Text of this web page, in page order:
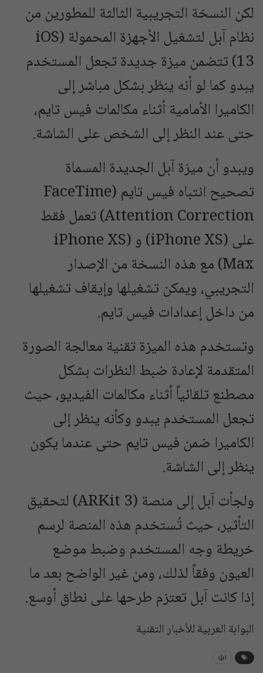
لكن النسخة التجريبية الثالثة للمطورين من
نظام آبل لتشغيل الأجهزة المحمولة (iOS
13) تتضمن ميزة جديدة تجعل المستخدم
يبدو كما لو أنه ينظر بشكل مباشر إلى
الكاميرا الأمامية أثناء مكالمات فيس تايم،
حتى عند النظر إلى الشخص على الشاشة.
ويبدو أن ميزة آبل الجديدة المسماة
تصحيح انتباه فيس تايم (FaceTime
Attention Correction) تعمل فقط
على (iPhone XS) و (iPhone XS
Max) مع هذه النسخة من الإصدار
التجريبي، ويمكن تشغيلها وإيقاف تشغيلها
من داخل إعدادات فيس تايم.
وتستخدم هذه الميزة تقنية معالجة الصورة
المتقدمة لإعادة ضبط النظرات بشكل
مصطنع تلقائياً أثناء مكالمات الفيديو، حيث
تجعل المستخدم يبدو وكأنه ينظر إلى
الكاميرا ضمن فيس تايم حتى عندما يكون
ينظر إلى الشاشة.
ولجأت آبل إلى منصة (ARKit 3) لتحقيق
التأثير، حيث تُستخدم هذه المنصة لرسم
خريطة وجه المستخدم وضبط موضع
العيون وفقاً لذلك، ومن غير الواضح بعد ما
إذا كانت آبل تعتزم طرحها على نطاق أوسع.
البوابة العربية للأخبار التقنية
ابل